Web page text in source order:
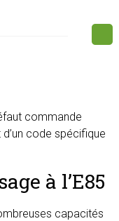
commande
code spécifique
à l’E85
capacités